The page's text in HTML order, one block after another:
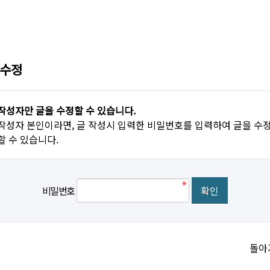
정
성자만 글을 수정할 수 있습니다.
성자 본인이라면, 글 작성시 입력한 비밀번호를 입력하여 글을 수
수 있습니다.
비밀번호
돌